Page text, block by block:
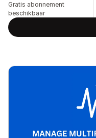
Gratis abonnement
beschikbaar